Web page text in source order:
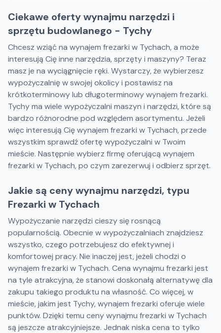
Ciekawe oferty wynajmu narzędzi i
sprzętu budowlanego - Tychy
Chcesz wziąć na wynajem frezarki w Tychach, a może
interesują Cię inne narzędzia, sprzęty i maszyny? Teraz
masz je na wyciągnięcie ręki. Wystarczy, że wybierzesz
wypożyczalnię w swojej okolicy i postawisz na
krótkoterminowy lub długoterminowy wynajem frezarki.
Tychy ma wiele wypożyczalni maszyn i narzędzi, które są
bardzo różnorodne pod względem asortymentu. Jeżeli
więc interesują Cię wynajem frezarki w Tychach, przede
wszystkim sprawdź ofertę wypożyczalni w Twoim
mieście. Następnie wybierz firmę oferującą wynajem
frezarki w Tychach, po czym zarezerwuj i odbierz sprzęt.
Jakie są ceny wynajmu narzędzi, typu
Frezarki w Tychach
Wypożyczanie narzędzi cieszy się rosnącą
popularnością. Obecnie w wypożyczalniach znajdziesz
wszystko, czego potrzebujesz do efektywnej i
komfortowej pracy. Nie inaczej jest, jeżeli chodzi o
wynajem frezarki w Tychach. Cena wynajmu frezarki jest
na tyle atrakcyjna, że stanowi doskonałą alternatywę dla
zakupu takiego produktu na własność. Co więcej, w
mieście, jakim jest Tychy, wynajem frezarki oferuje wiele
punktów. Dzięki temu ceny wynajmu frezarki w Tychach
są jeszcze atrakcyjniejsze. Jednak niska cena to tylko